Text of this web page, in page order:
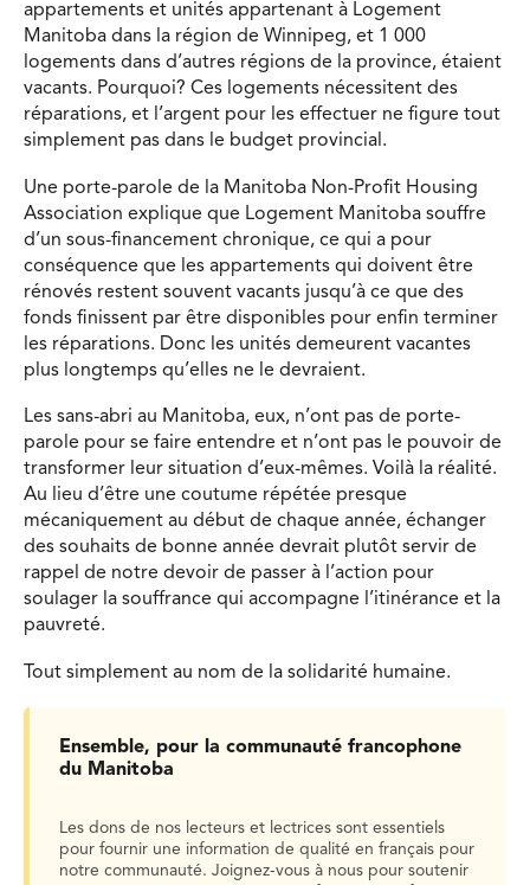
appartements et unités appartenant à Logement
Manitoba dans la région de Winnipeg, et 1 000
logements dans d’autres régions de la province, étaient
vacants. Pourquoi? Ces logements nécessitent des
réparations, et l’argent pour les effectuer ne figure tout
simplement pas dans le budget provincial.
Une porte-parole de la Manitoba Non-Profit Housing
Association explique que Logement Manitoba souffre
d’un sous-financement chronique, ce qui a pour
conséquence que les appartements qui doivent être
rénovés restent souvent vacants jusqu’à ce que des
fonds finissent par être disponibles pour enfin terminer
les réparations. Donc les unités demeurent vacantes
plus longtemps qu’elles ne le devraient.
Les sans-abri au Manitoba, eux, n’ont pas de porte-
parole pour se faire entendre et n’ont pas le pouvoir de
transformer leur situation d’eux-mêmes. Voilà la réalité.
Au lieu d’être une coutume répétée presque
mécaniquement au début de chaque année, échanger
des souhaits de bonne année devrait plutôt servir de
rappel de notre devoir de passer à l’action pour
soulager la souffrance qui accompagne l’itinérance et la
pauvreté.
Tout simplement au nom de la solidarité humaine.
Ensemble, pour la communauté francophone
du Manitoba
Les dons de nos lecteurs et lectrices sont essentiels
pour fournir une information de qualité en français pour
notre communauté. Joignez-vous à nous pour soutenir